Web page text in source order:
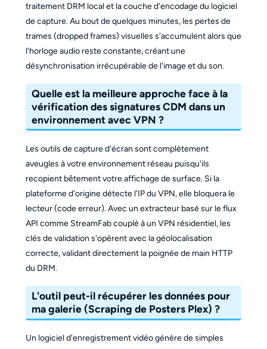
traitement DRM local et la couche d'encodage du logiciel
de capture. Au bout de quelques minutes, les pertes de
trames (dropped frames) visuelles s'accumulent alors que
l'horloge audio reste constante, créant une
désynchronisation irrécupérable de l'image et du son.
Quelle est la meilleure approche face à la
vérification des signatures CDM dans un
environnement avec VPN ?
Les outils de capture d'écran sont complètement
aveugles à votre environnement réseau puisqu'ils
recopient bêtement votre affichage de surface. Si la
plateforme d'origine détecte l'IP du VPN, elle bloquera le
lecteur (code erreur). Avec un extracteur basé sur le flux
API comme StreamFab couplé à un VPN résidentiel, les
clés de validation s'opèrent avec la géolocalisation
correcte, validant directement la poignée de main HTTP
du DRM.
L'outil peut-il récupérer les données pour
ma galerie (Scraping de Posters Plex) ?
Un logiciel d'enregistrement vidéo génère de simples